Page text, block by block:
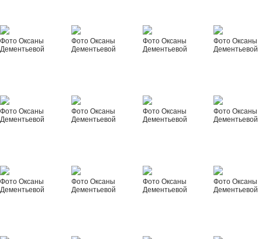
Фото Оксаны
Дементьевой
Фото Оксаны
Дементьевой
Фото Оксаны
Дементьевой
Фото Оксаны
Дементьевой
Фото Оксаны
Дементьевой
Фото Оксаны
Дементьевой
Фото Оксаны
Дементьевой
Фото Оксаны
Дементьевой
Фото Оксаны
Дементьевой
Фото Оксаны
Дементьевой
Фото Оксаны
Дементьевой
Фото Оксаны
Дементьевой